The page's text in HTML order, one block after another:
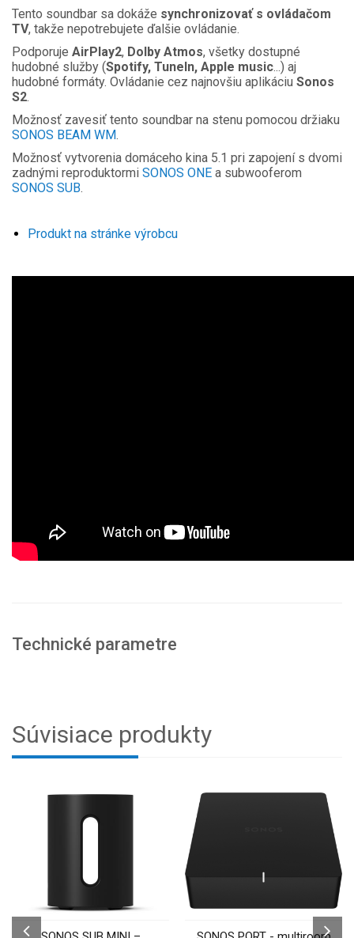
Tento soundbar sa dokáže synchronizovať s ovládačom
TV, takže nepotrebujete ďalšie ovládanie.
Podporuje AirPlay2, Dolby Atmos, všetky dostupné
hudobné služby (Spotify, TuneIn, Apple music...) aj
hudobné formáty. Ovládanie cez najnovšiu aplikáciu Sonos
S2.
Možnosť zavesiť tento soundbar na stenu pomocou držiaku
SONOS BEAM WM.
Možnosť vytvorenia domáceho kina 5.1 pri zapojení s dvomi
zadnými reproduktormi SONOS ONE a subwooferom
SONOS SUB.
Produkt na stránke výrobcu
Technické parametre
Súvisiace produkty